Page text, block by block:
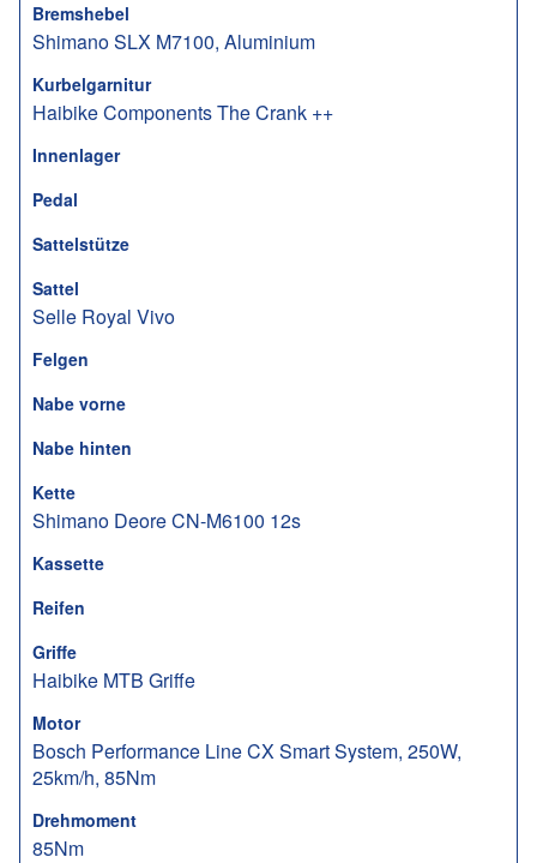
Bremshebel
Shimano SLX M7100, Aluminium
Kurbelgarnitur
Haibike Components The Crank ++
Innenlager
Pedal
Sattelstütze
Sattel
Selle Royal Vivo
Felgen
Nabe vorne
Nabe hinten
Kette
Shimano Deore CN-M6100 12s
Kassette
Reifen
Griffe
Haibike MTB Griffe
Motor
Bosch Performance Line CX Smart System, 250W,
25km/h, 85Nm
Drehmoment
85Nm